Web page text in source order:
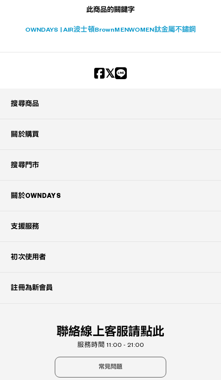
此商品的關鍵字
OWNDAYS | AIR波士頓BrownMENWOMEN鈦金屬不鏽鋼
搜尋商品
關於購買
搜尋門市
關於OWNDAYS
支援服務
初次使用者
註冊為新會員
聯絡線上客服請點此
服務時間 11:00 - 21:00
常見問題